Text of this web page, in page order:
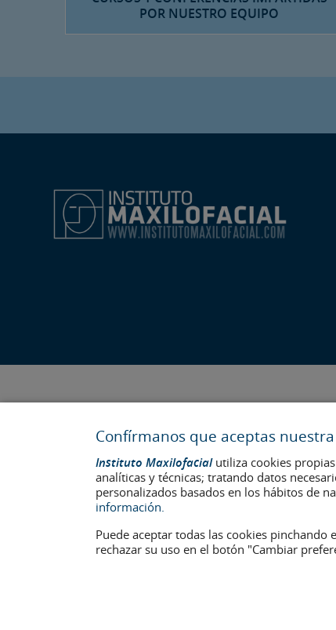
POR NUESTRO EQUIPO
Última actualización: 2023
No. de autorización de centro sanitario: E08646940
Confírmanos que aceptas
Instituto Maxilofacialutiliza cookies
analíticas y técnicas; tratando datos
personalizados basados en los hábitos de
información.
Puede aceptar todas las cookies
rechazar su uso en el botón "Cambiar